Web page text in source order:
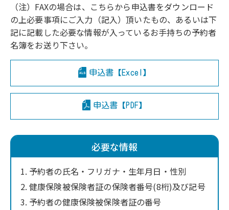
（注）FAXの場合は、こちらから申込書をダウンロード
の上必要事項にご入力（記入）頂いたもの、あるいは下
記に記載した必要な情報が入っているお手持ちの予約者
名簿をお送り下さい。
申込書【Excel】
申込書【PDF】
必要な情報
予約者の氏名・フリガナ・生年月日・性別
健康保険被保険者証の保険者番号(8桁)及び記号
予約者の健康保険被保険者証の番号